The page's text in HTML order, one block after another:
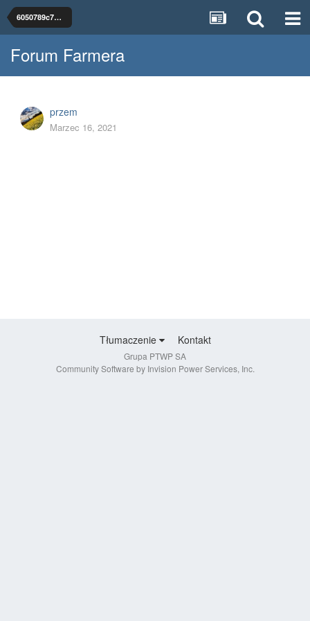
6050789c7c8c7_SiewnikdopoplonwKUHN.jpg
Forum Farmera
przem
Marzec 16, 2021
Tłumaczenie Kontakt
Grupa PTWP SA
Community Software by Invision Power Services, Inc.